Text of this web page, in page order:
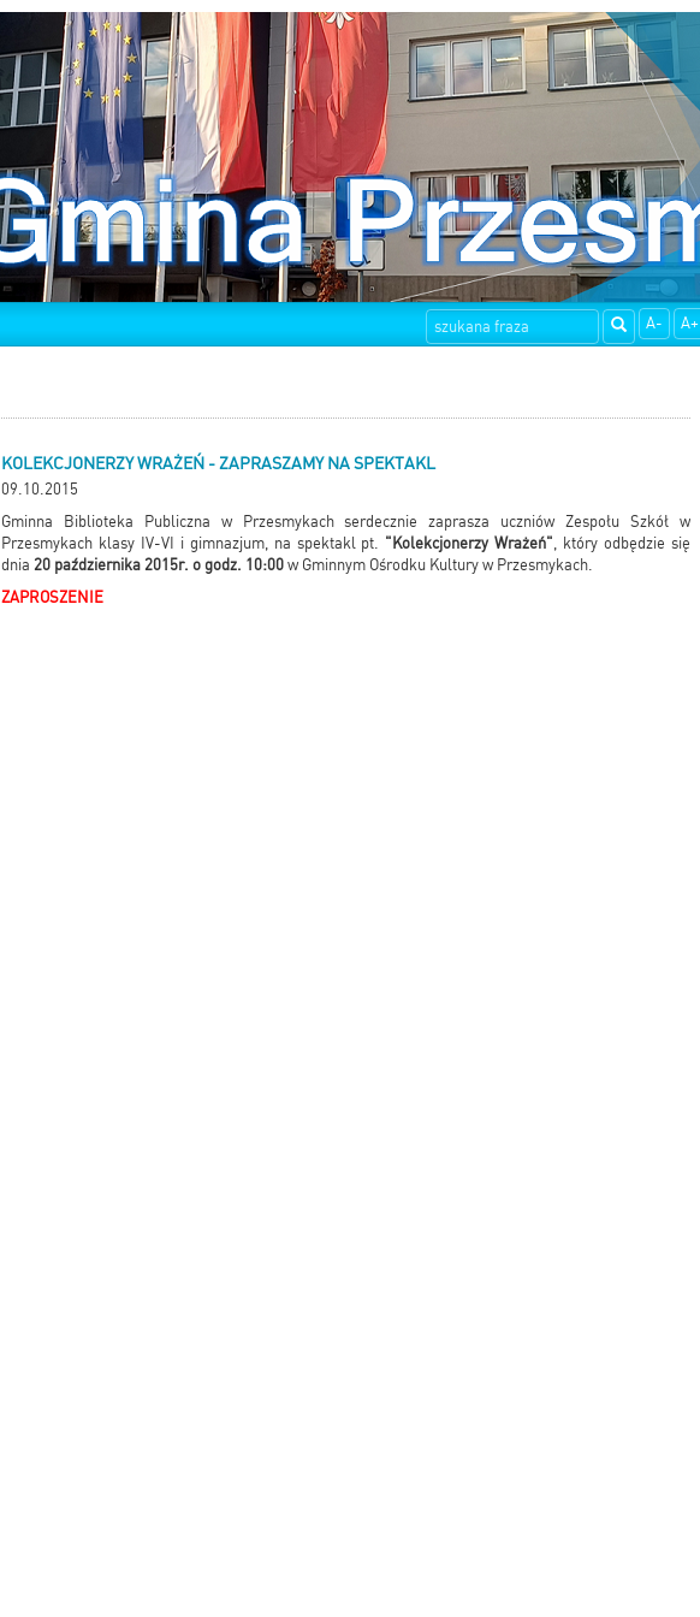
A- A+
KOLEKCJONERZY WRAŻEŃ - ZAPRASZAMY NA SPEKTAKL
09.10.2015
Gminna Biblioteka Publiczna w Przesmykach serdecznie zaprasza uczniów Zespołu Szkół w
Przesmykach klasy IV-VI i gimnazjum, na spektakl pt. "Kolekcjonerzy Wrażeń", który odbędzie się
dnia 20 października 2015r. o godz. 10:00 w Gminnym Ośrodku Kultury w Przesmykach.
ZAPROSZENIE